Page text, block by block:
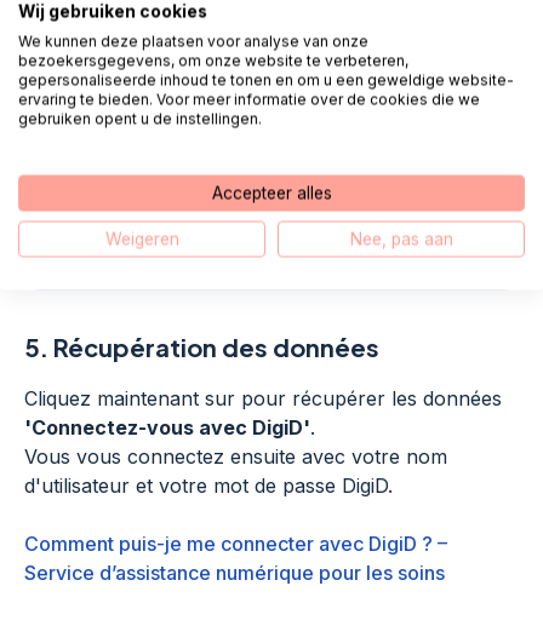
Agrandir
5. Récupération des données
Cliquez maintenant sur pour récupérer les données
'Connectez-vous avec DigiD'.
Vous vous connectez ensuite avec votre nom
d'utilisateur et votre mot de passe DigiD.
Comment puis-je me connecter avec DigiD ? –
Service d’assistance numérique pour les soins
Wij gebruiken cookies
We kunnen deze plaatsen voor analyse van onze
bezoekersgegevens, om onze website te verbeteren,
gepersonaliseerde inhoud te tonen en om u een geweldige website-
ervaring te bieden. Voor meer informatie over de cookies die we
gebruiken opent u de instellingen.
Accepteer alles
Weigeren Nee, pas aan